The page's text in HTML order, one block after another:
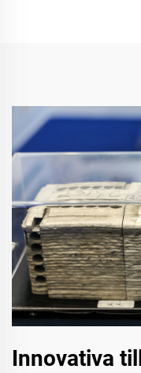
Innovativa